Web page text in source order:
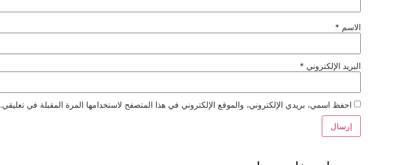
الاسم *
البريد الإلكتروني *
احفظ اسمي، بريدي الإلكتروني، والموقع الإلكتروني في هذا المتصفح لاستخدامها المرة المقبلة في تعليقي.